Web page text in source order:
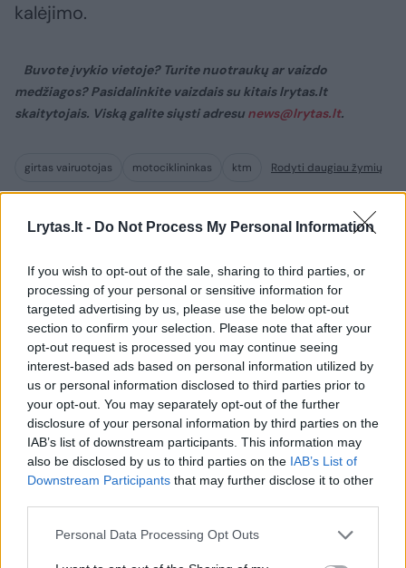
Lrytas.lt - Do Not Process My Personal Information
If you wish to opt-out of the sale, sharing to third parties, or
processing of your personal or sensitive information for
targeted advertising by us, please use the below opt-out
section to confirm your selection. Please note that after your
opt-out request is processed you may continue seeing
interest-based ads based on personal information utilized by
us or personal information disclosed to third parties prior to
your opt-out. You may separately opt-out of the further
disclosure of your personal information by third parties on the
IAB’s list of downstream participants. This information may
also be disclosed by us to third parties on the IAB’s List of
Downstream Participants that may further disclose it to other
Personal Data Processing Opt Outs
kalėjimo.
Buvote įvykio vietoje? Turite nuotraukų ar vaizdo
medžiagos? Pasidalinkite vaizdais su kitais lrytas.lt
skaitytojais. Viską galite siųsti adresu news@lrytas.lt.
girtas vairuotojas motociklininkas ktm Rodyti daugiau žymių
Komentuoti gali tik Lrytas registruoti vartotojai.
Prisijunkite prie registruotų vartotojų
bendruomenės ir bendraukite komentaruose!
Rodyti komentarus
Prisijungti komentatoriams